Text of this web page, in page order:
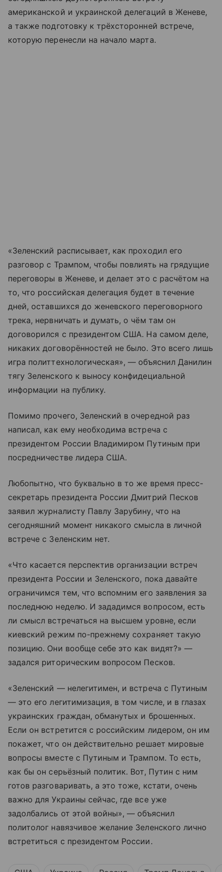
американской и украинской делегаций в Женеве,
а также подготовку к трёхсторонней встрече,
которую перенесли на начало марта.
«Зеленский расписывает, как проходил его
разговор с Трампом, чтобы повлиять на грядущие
переговоры в Женеве, и делает это с расчётом на
то, что российская делегация будет в течение
дней, оставшихся до женевского переговорного
трека, нервничать и думать, о чём там он
договорился с президентом США. На самом деле,
никаких договорённостей не было. Это всего лишь
игра политтехнологическая», — объяснил Данилин
тягу Зеленского к выносу конфидециальной
информации на публику.
Помимо прочего, Зеленский в очередной раз
написал, как ему необходима встреча с
президентом России Владимиром Путиным при
посредничестве лидера США.
Любопытно, что буквально в то же время пресс-
секретарь президента России Дмитрий Песков
заявил журналисту Павлу Зарубину, что на
сегодняшний момент никакого смысла в личной
встрече с Зеленским нет.
«Что касается перспектив организации встреч
президента России и Зеленского, пока давайте
ограничимся тем, что вспомним его заявления за
последнюю неделю. И зададимся вопросом, есть
ли смысл встречаться на высшем уровне, если
киевский режим по-прежнему сохраняет такую
позицию. Они вообще себе это как видят?» —
задался риторическим вопросом Песков.
«Зеленский — нелегитимен, и встреча с Путиным
— это его легитимизация, в том числе, и в глазах
украинских граждан, обманутых и брошенных.
Если он встретится с российским лидером, он им
покажет, что он действительно решает мировые
вопросы вместе с Путиным и Трампом. То есть,
как бы он серьёзный политик. Вот, Путин с ним
готов разговаривать, а это тоже, кстати, очень
важно для Украины сейчас, где все уже
задолбались от этой войны», — объяснил
политолог навязчивое желание Зеленского лично
встретиться с президентом России.